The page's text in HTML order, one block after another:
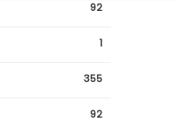
92
1
355
92